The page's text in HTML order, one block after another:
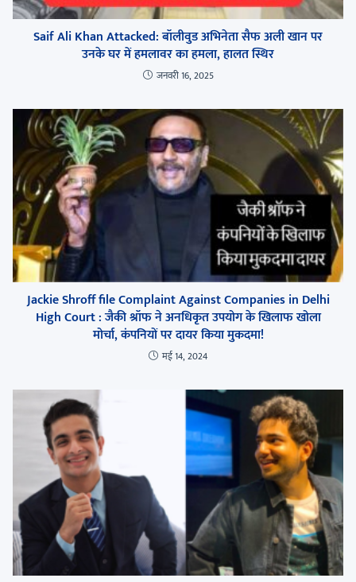
Saif Ali Khan Attacked: बॉलीवुड अभिनेता सैफ अली खान पर
उनके घर में हमलावर का हमला, हालत स्थिर
जनवरी 16, 2025
Jackie Shroff file Complaint Against Companies in Delhi
High Court : जैकी श्रॉफ ने अनधिकृत उपयोग के खिलाफ खोला
मोर्चा, कंपनियों पर दायर किया मुकदमा!
मई 14, 2024